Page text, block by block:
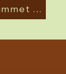
Boka Timmerrummet nu